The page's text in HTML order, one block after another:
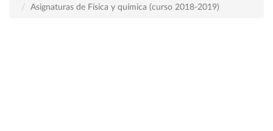
Asignaturas de Física y química (curso 2018-2019)